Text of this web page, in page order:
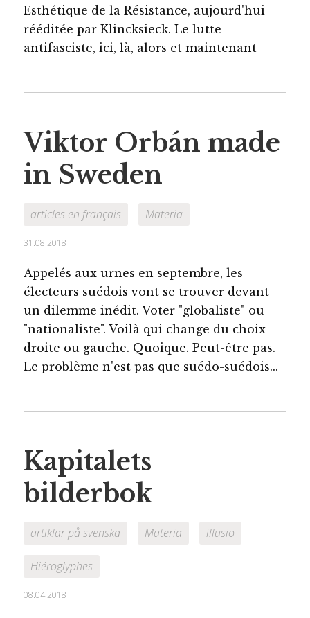
Esthétique de la Résistance, aujourd'hui
rééditée par Klincksieck. Le lutte
antifasciste, ici, là, alors et maintenant
Viktor Orbán made
in Sweden
articles en français Materia
31.08.2018
Appelés aux urnes en septembre, les
électeurs suédois vont se trouver devant
un dilemme inédit. Voter "globaliste" ou
"nationaliste". Voilà qui change du choix
droite ou gauche. Quoique. Peut-être pas.
Le problème n'est pas que suédo-suédois...
Kapitalets
bilderbok
artiklar på svenska Materia illusio
Hiéroglyphes
08.04.2018